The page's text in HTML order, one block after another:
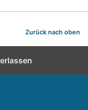
Zurück nach oben